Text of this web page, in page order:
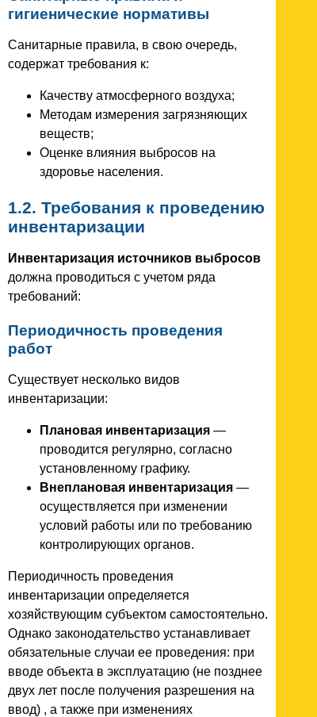
гигиенические нормативы
Санитарные правила, в свою очередь,
содержат требования к:
Качеству атмосферного воздуха;
Методам измерения загрязняющих
веществ;
Оценке влияния выбросов на
здоровье населения.
1.2. Требования к проведению
инвентаризации
Инвентаризация источников выбросов
должна проводиться с учетом ряда
требований:
Периодичность проведения
работ
Существует несколько видов
инвентаризации:
Плановая инвентаризация —
проводится регулярно, согласно
установленному графику.
Внеплановая инвентаризация —
осуществляется при изменении
условий работы или по требованию
контролирующих органов.
Периодичность проведения
инвентаризации определяется
хозяйствующим субъектом самостоятельно.
Однако законодательство устанавливает
обязательные случаи ее проведения: при
вводе объекта в эксплуатацию (не позднее
двух лет после получения разрешения на
ввод) , а также при изменениях